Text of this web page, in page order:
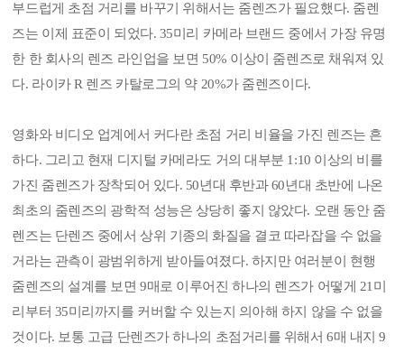
부드럽게 초점 거리를 바꾸기 위해서는 줌렌즈가 필요했다. 줌렌
즈는 이제 표준이 되었다. 35미리 카메라 브랜드 중에서 가장 유명
한 한 회사의 렌즈 라인업을 보면 50% 이상이 줌렌즈로 채워져 있
다. 라이카 R 렌즈 카탈로그의 약 20%가 줌렌즈이다.
영화와 비디오 업계에서 커다란 초점 거리 비율을 가진 렌즈는 흔
하다. 그리고 현재 디지털 카메라도 거의 대부분 1:10 이상의 비를
가진 줌렌즈가 장착되어 있다. 50년대 후반과 60년대 초반에 나온
최초의 줌렌즈의 광학적 성능은 상당히 좋지 않았다. 오랜 동안 줌
렌즈는 단렌즈 중에서 상위 기종의 화질을 결코 따라잡을 수 없을
거라는 관측이 광범위하게 받아들여졌다. 하지만 여러분이 현행
줌렌즈의 설계를 보면 9매로 이루어진 하나의 렌즈가 어떻게 21미
리부터 35미리까지를 커버할 수 있는지 의아해 하지 않을 수 없을
것이다. 보통 고급 단렌즈가 하나의 초점거리를 위해서 6매 내지 9